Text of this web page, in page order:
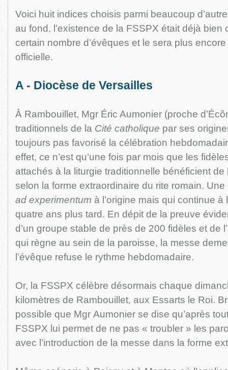
Voici huit indices choisis parmi beaucoup
au fond, l’existence de la FSSPX était déjà bien
certain nombre d’évêques et le sera plus encore
officielle.
A - Diocèse de Versailles
À Rambouillet, Mgr Éric Aumonier (proche
traditionnels de la Cité catholique par ses
toujours pas favorisé la célébration
effet, ce n’est qu’une fois par mois que les
attachés à la liturgie traditionnelle bénéficient
selon la forme extraordinaire du rite romain.
ad experimentum à l’origine mais qui continue à
quatre ans plus tard. En dépit de la preuve
d’un groupe stable de près de 200 fidèles et de
qui règne au sein de la paroisse, la messe
l’évêque refuse le rythme hebdomadaire.
Or, la FSSPX célèbre désormais chaque
kilomètres de Rambouillet, aux Essarts le Roi.
possible que Mgr Aumonier se dise qu’après
FSSPX lui permet de ne pas « troubler » les
avec l’introduction de la messe dans la forme